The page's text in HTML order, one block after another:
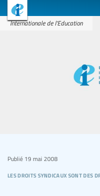
Internationale de l'Education
les droits syndicaux sont des
Publié 19 mai 2008